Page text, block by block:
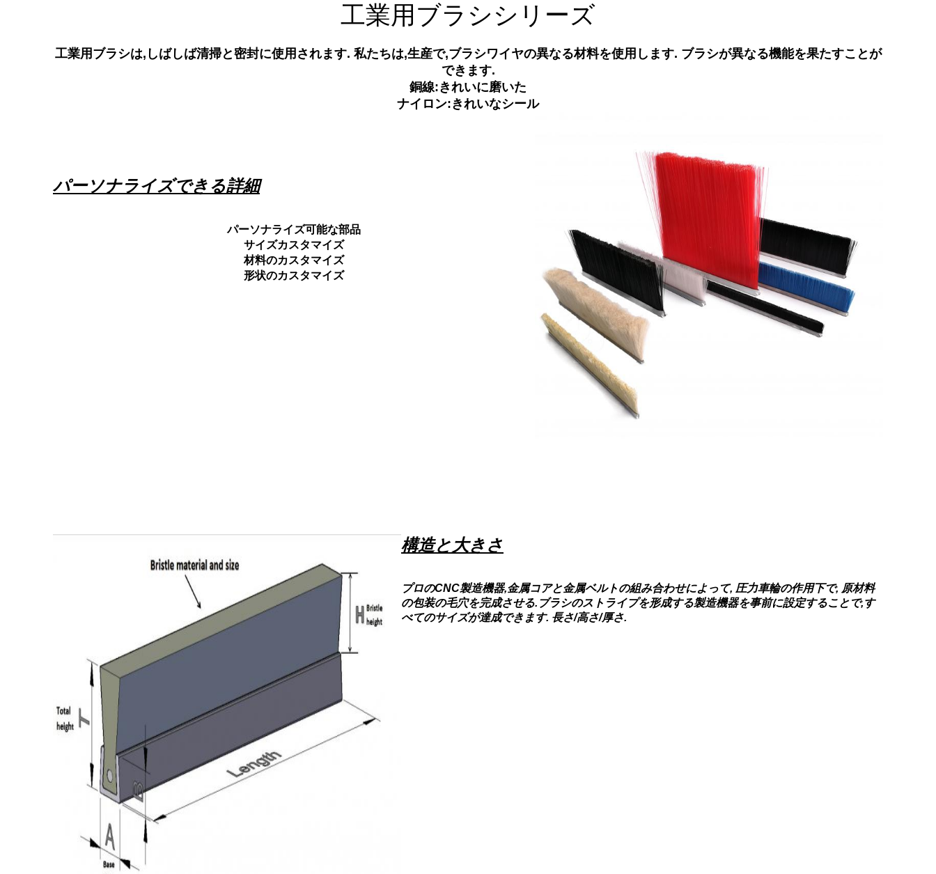
工業用ブラシシリーズ
工業用ブラシは,しばしば清掃と密封に使用されます. 私たちは,生産で,ブラシワイヤの異なる材料を使用します. ブラシが異なる機能を果たすことが
できます.
銅線:きれいに磨いた
ナイロン:きれいなシール
パーソナライズできる詳細
パーソナライズ可能な部品
サイズカスタマイズ
材料のカスタマイズ
形状のカスタマイズ
構造と大きさ
プロのCNC製造機器,金属コアと金属ベルトの組み合わせによって, 圧力車輪の作用下で, 原材料
の包装の毛穴を完成させる.ブラシのストライプを形成する製造機器を事前に設定することで,す
べてのサイズが達成できます. 長さ/高さ/厚さ.